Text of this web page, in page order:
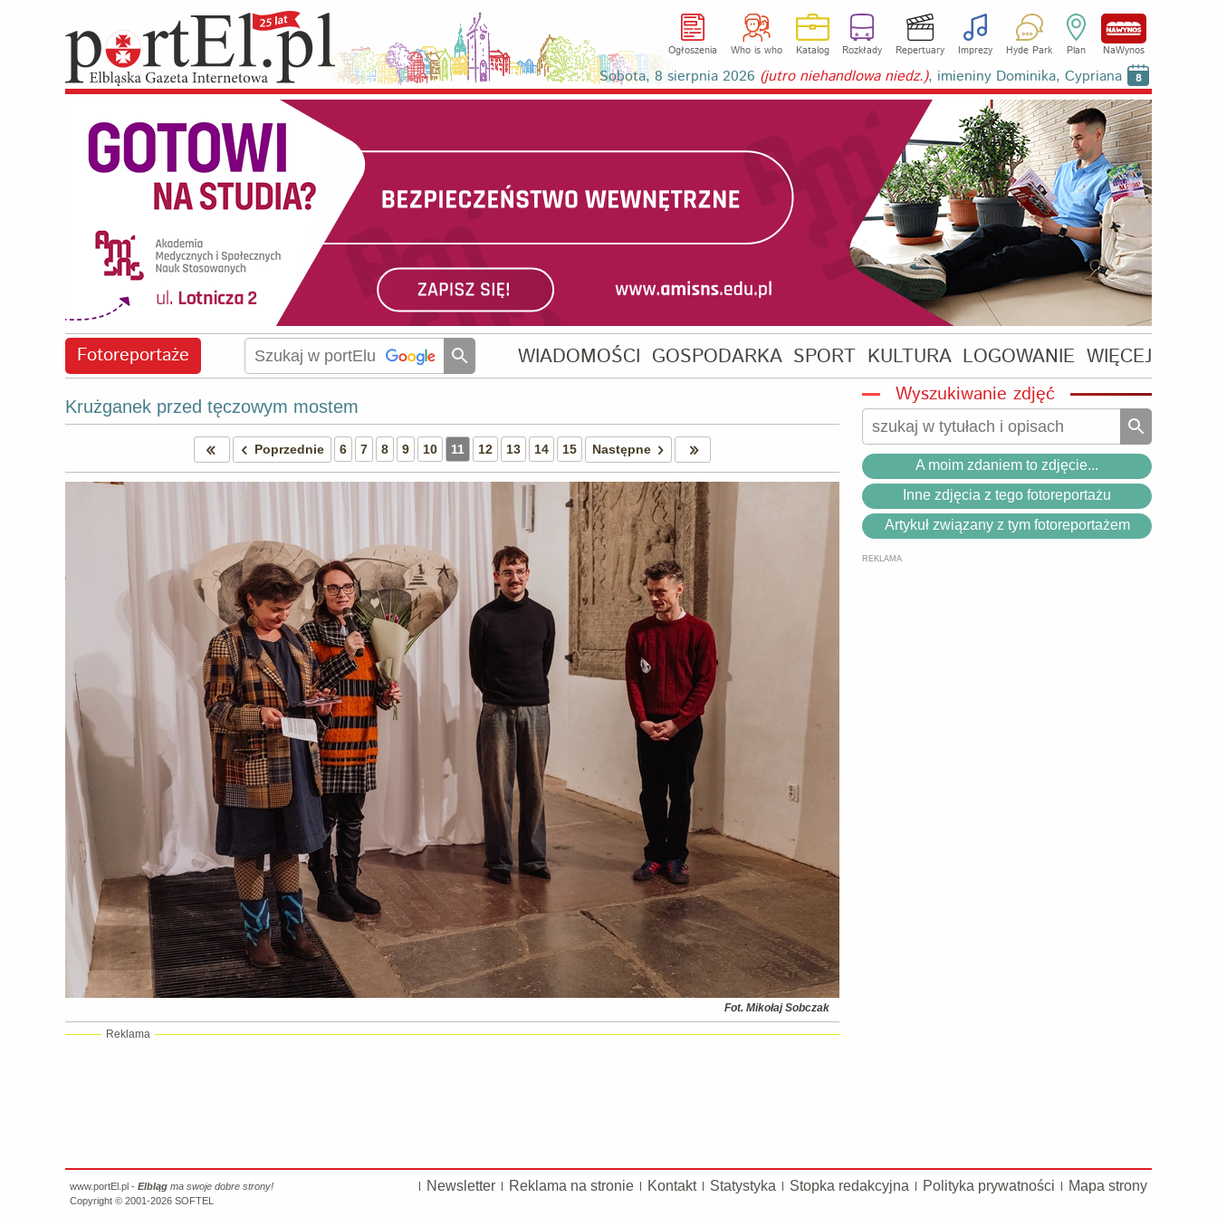
Ogłoszenia Who is who Katalog Rozkłady Repertuary Imprezy Hyde Park Plan NaWynos
Sobota, 8 sierpnia 2026 (jutro niehandlowa niedz.), imieniny Dominika, Cypriana 8
Fotoreportaże WIADOMOŚCI GOSPODARKA SPORT KULTURA LOGOWANIE WIĘCEJ
Krużganek przed tęczowym mostem
Poprzednie 6 7 8 9 10 11 12 13 14 15 Następne
Fot. Mikołaj Sobczak
Reklama
Wyszukiwanie zdjęć
A moim zdaniem to zdjęcie...
Inne zdjęcia z tego fotoreportażu
Artykuł związany z tym fotoreportażem
Newsletter Reklama na stronie Kontakt Statystyka Stopka redakcyjna Polityka prywatności Mapa strony
www.portEl.pl - Elbląg ma swoje dobre strony!
Copyright © 2001-2026 SOFTEL